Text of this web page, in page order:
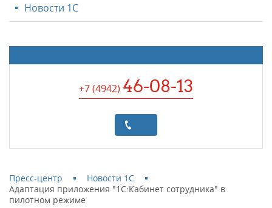
Новости 1С
+7 (4942) 46-08-13
Пресс-центр
Новости 1С
Адаптация приложения "1С:Кабинет сотрудника" в
пилотном режиме